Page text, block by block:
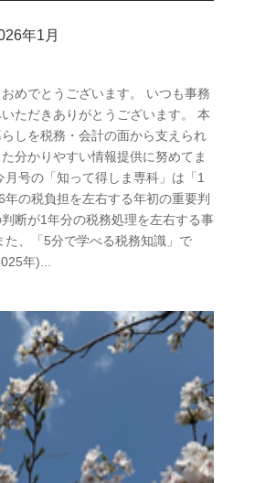
年1月
めでとうございます。 いつも事務
ただきありがとうございます。 本
しを税務・会計の面から支えられ
分かりやすい情報提供に努めてま
月号の「知って得しま専科」は「1
年の税負担を左右する年初の重要判
断が1年分の税務処理を左右する事
た、「5分で学べる税務知識」で
年)...